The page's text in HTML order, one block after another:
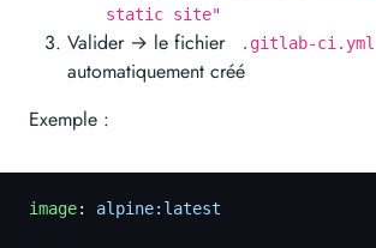
static site"
Valider → le fichier .gitlab-ci.yml
automatiquement créé
Exemple :
image: alpine:latest